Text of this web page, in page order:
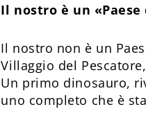
Il nostro è un
Il nostro non è un
Villaggio del
Un primo dinosauro,
uno completo che è